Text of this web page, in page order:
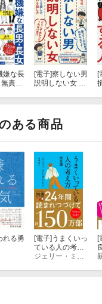
嫌な長
責任
付
[電子]察しない男
説明しない女 男
[
ある商品
れる勇
[電子] うまくいっ
ている人の考え
方 完全版
ジェリー・ミンチントン
[